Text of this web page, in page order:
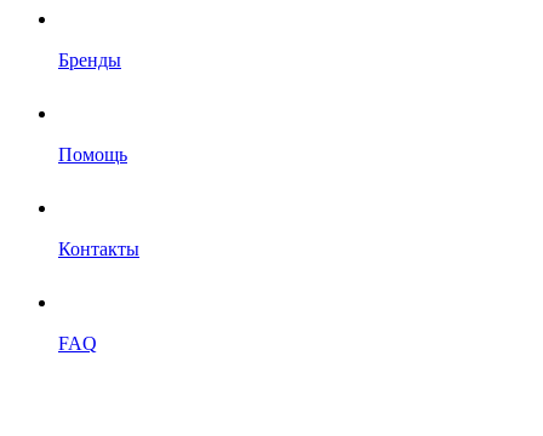
Бренды
Помощь
Контакты
FAQ